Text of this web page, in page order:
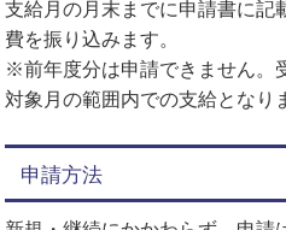
支給月の月末までに申請書に記
費を振り込みます。
※前年度分は申請できません。
対象月の範囲内での支給となり
申請方法